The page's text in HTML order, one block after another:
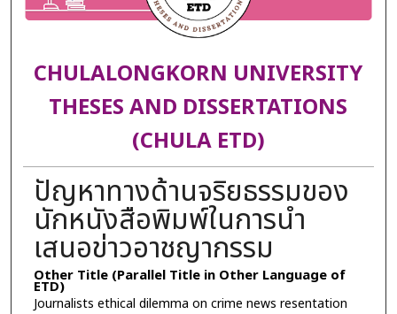
CHULALONGKORN UNIVERSITY
THESES AND DISSERTATIONS
(CHULA ETD)
ปัญหาทางด้านจริยธรรมของ
นักหนังสือพิมพ์ในการนำ
เสนอข่าวอาชญากรรม
Other Title (Parallel Title in Other Language of
ETD)
Journalists ethical dilemma on crime news resentation